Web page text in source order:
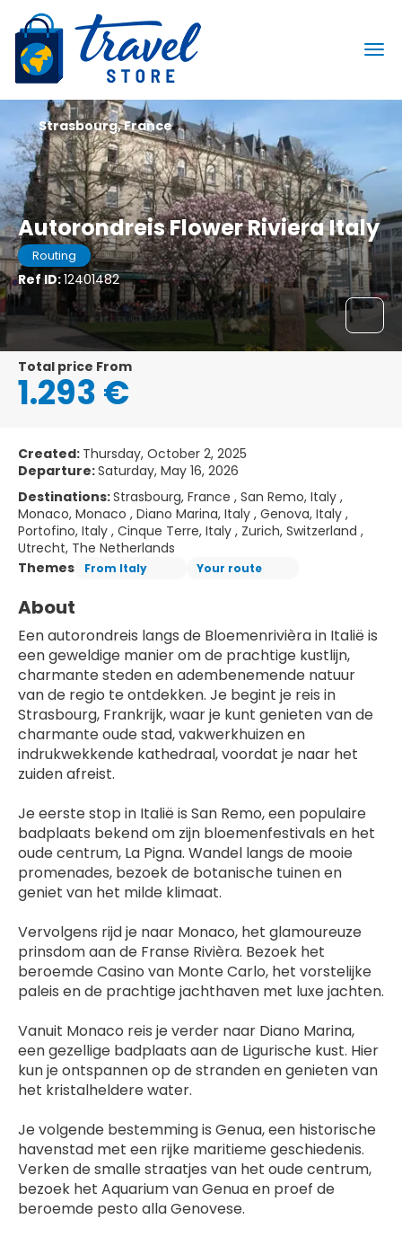
Autorondreis Flower Riviera Italy
Routing
Ref ID:12401482
Strasbourg, France
Total price From
1.293 €
Created: Thursday, October 2, 2025
Departure:Saturday, May 16, 2026
Destinations:Strasbourg, France , San Remo, Italy ,
Monaco, Monaco , Diano Marina, Italy , Genova, Italy ,
Portofino, Italy , Cinque Terre, Italy , Zurich, Switzerland ,
Utrecht, The Netherlands
Themes
From Italy Your route
About
Een autorondreis langs de Bloemenrivièra in Italië is
een geweldige manier om de prachtige kustlijn,
charmante steden en adembenemende natuur
van de regio te ontdekken. Je begint je reis in
Strasbourg, Frankrijk, waar je kunt genieten van de
charmante oude stad, vakwerkhuizen en
indrukwekkende kathedraal, voordat je naar het
zuiden afreist.
Je eerste stop in Italië is San Remo, een populaire
badplaats bekend om zijn bloemenfestivals en het
oude centrum, La Pigna. Wandel langs de mooie
promenades, bezoek de botanische tuinen en
geniet van het milde klimaat.
Vervolgens rijd je naar Monaco, het glamoureuze
prinsdom aan de Franse Rivièra. Bezoek het
beroemde Casino van Monte Carlo, het vorstelijke
paleis en de prachtige jachthaven met luxe jachten.
Vanuit Monaco reis je verder naar Diano Marina,
een gezellige badplaats aan de Ligurische kust. Hier
kun je ontspannen op de stranden en genieten van
het kristalheldere water.
Je volgende bestemming is Genua, een historische
havenstad met een rijke maritieme geschiedenis.
Verken de smalle straatjes van het oude centrum,
bezoek het Aquarium van Genua en proef de
beroemde pesto alla Genovese.